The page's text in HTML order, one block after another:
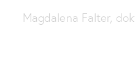
Magdalena Falter,